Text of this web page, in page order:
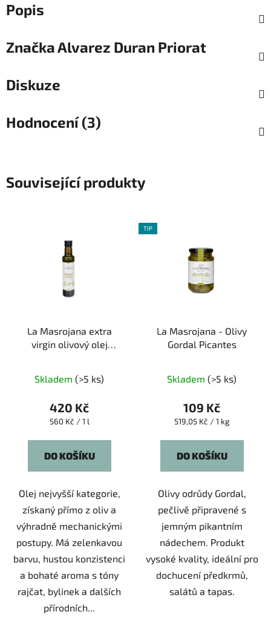
Popis
ZnačkaAlvarez Duran Priorat
Diskuze
Hodnocení (3)
Související produkty
La Masrojana extra
virgin olivový olej
hodnocení
produktu
je
z
Skladem (>5 ks)
420 Kč
Měrná
560 Kč / 1 l
DO KOŠÍKU
Olej nejvyšší kategorie,
získaný přímo z oliv a
výhradně mechanickými
postupy. Má zelenkavou
barvu, hustou konzistenci
a bohaté aroma s tóny
rajčat, bylinek a dalších
přírodních...
TIP
La Masrojana - Olivy
Gordal Picantes
hodnocení
produktu
je
z
Skladem (>5 ks)
109 Kč
Měrná
519,05 Kč / 1 kg
DO KOŠÍKU
Olivy odrůdy Gordal,
pečlivě připravené s
jemným pikantním
nádechem. Produkt
vysoké kvality, ideální pro
dochucení předkrmů,
salátů a tapas.